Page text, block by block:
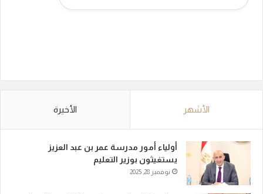
الأشهر الأخيرة
أولياء أمور مدرسة عمر بن عبد العزيز
يستغيثون بوزير التعليم
نوفمبر 28, 2025